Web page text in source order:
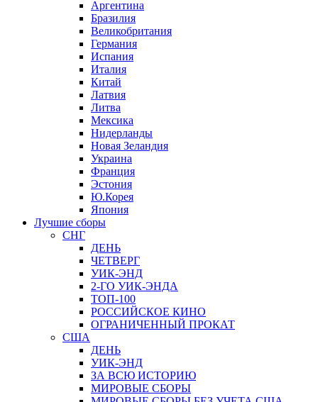
Аргентина
Бразилия
Великобритания
Германия
Испания
Италия
Китай
Латвия
Литва
Мексика
Нидерланды
Новая Зеландия
Украина
Франция
Эстония
Ю.Корея
Япония
Лучшие сборы
СНГ
ДЕНЬ
ЧЕТВЕРГ
УИК-ЭНД
2-ГО УИК-ЭНДА
ТОП-100
РОССИЙСКОЕ КИНО
ОГРАНИЧЕННЫЙ ПРОКАТ
США
ДЕНЬ
УИК-ЭНД
ЗА ВСЮ ИСТОРИЮ
МИРОВЫЕ СБОРЫ